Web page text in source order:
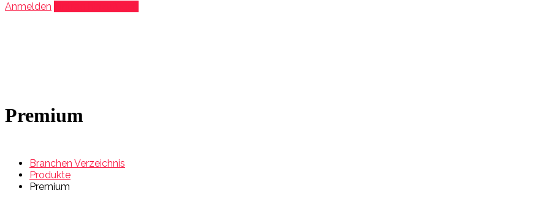
Anmelden
Premium
Branchen Verzeichnis
Produkte
Premium